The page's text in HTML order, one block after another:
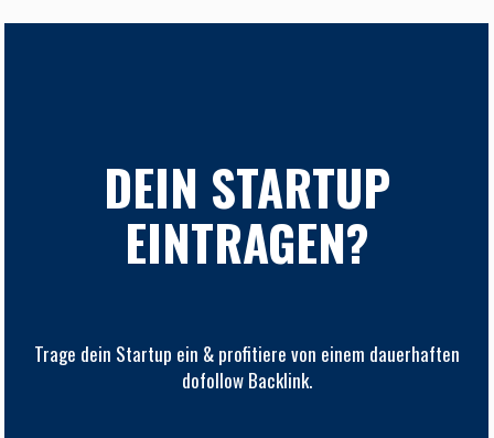
DEIN STARTUP
EINTRAGEN?
Trage dein Startup ein & profitiere von einem dauerhaften
dofollow Backlink.